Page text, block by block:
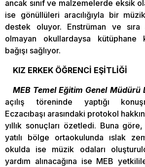
ancak sınıf ve malzemelerde eksik
ise gönüllüleri aracılığıyla bir müzik
destek oluyor. Enstrüman ve sıra
olmayan okullardaysa
bağışı sağlıyor.
KIZ ERKEK ÖĞRENCİ EŞİTLİĞİ
MEB Temel Eğitim Genel Müdürü
açılış töreninde yaptığı
Eczacıbaşı arasındaki protokol
yıllık sonuçları özetledi. Buna
yatılı bölge ortaokulunda ıslak
okulda ise müzik odaları
yardım alınacağına ise MEB